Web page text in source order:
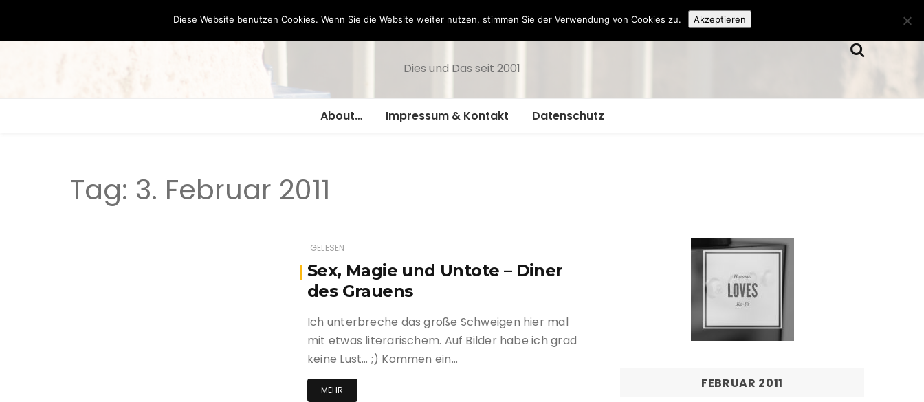
Hazamelistan
Dies und Das seit 2001
About… Impressum & Kontakt Datenschutz
Tag: 3. Februar 2011
GELESEN
Sex, Magie und Untote – Diner
des Grauens
Ich unterbreche das große Schweigen hier mal
mit etwas literarischem. Auf Bilder habe ich grad
keine Lust… ;) Kommen ein…
MEHR FEBRUAR 2011
Diese Website benutzen Cookies. Wenn Sie die Website weiter nutzen, stimmen Sie der Verwendung von Cookies zu. Akzeptieren